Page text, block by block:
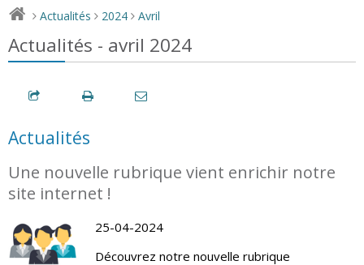
> Actualités > 2024 > Avril
Actualités - avril 2024
Actualités
Une nouvelle rubrique vient enrichir notre
site internet !
25-04-2024
Découvrez notre nouvelle rubrique